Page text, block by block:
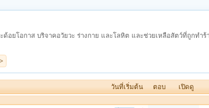
อยโอกาส บริจาคอวัยวะ ร่างกาย และโลหิต และช่วยเหลือสัตว์ที่ถูกทำ
วันที่เริ่มต้น ตอบ เปิดดู